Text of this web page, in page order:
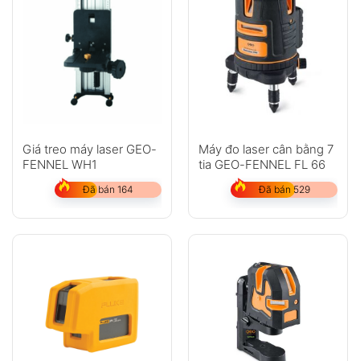
Giá treo máy laser GEO-
FENNEL WH1
Đã bán 164
Máy đo laser cân bằng 7
tia GEO-FENNEL FL 66
Đã bán 529